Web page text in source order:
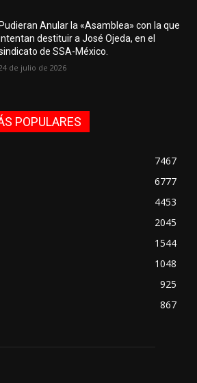
Pudieran Anular la «Asamblea» con la que
destituir a José Ojeda, en el
de SSA-México.
de julio de 2026
POPULARES
7467
6777
4453
2045
1544
1048
925
867